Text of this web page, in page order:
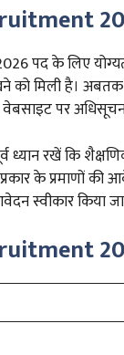
पद के लिए
को मिली है।
पर
ध्यान रखें कि
के प्रमाणों
स्वीकार किया